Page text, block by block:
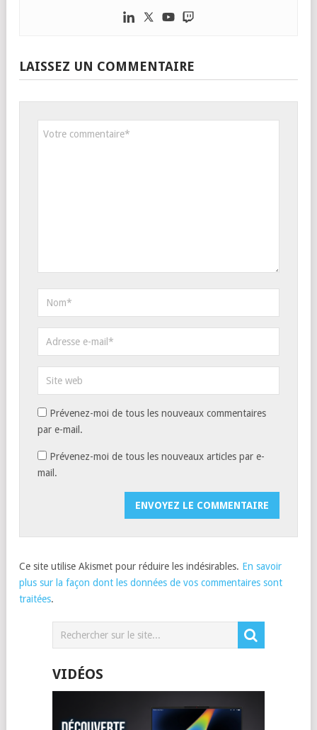
LAISSEZ UN COMMENTAIRE
Prévenez-moi de tous les nouveaux commentaires
par e-mail.
Prévenez-moi de tous les nouveaux articles par e-
mail.
Ce site utilise Akismet pour réduire les indésirables. En savoir
plus sur la façon dont les données de vos commentaires sont
traitées.
VIDÉOS